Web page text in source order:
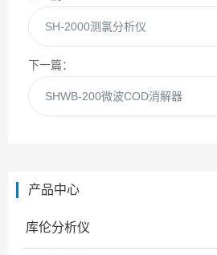
SH-2000测氯分析仪
下一篇：
SHWB-200微波COD消解器
产品中心
库伦分析仪